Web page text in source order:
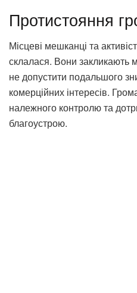
Протистояння
Місцеві мешканці та
склалася. Вони закликають
не допустити подальшого
комерційних інтересів.
належного контролю та
благоустрою.